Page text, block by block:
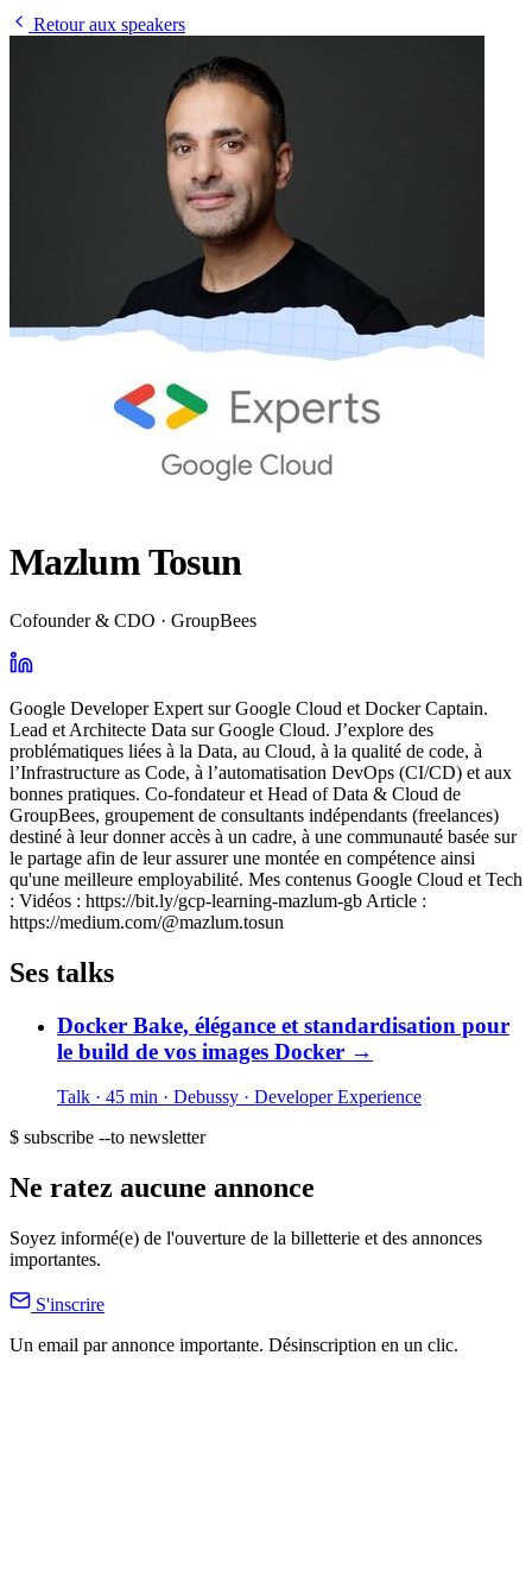
Retour aux speakers
Mazlum Tosun
Cofounder & CDO · GroupBees
Google Developer Expert sur Google Cloud et Docker Captain.
Lead et Architecte Data sur Google Cloud. J’explore des
problématiques liées à la Data, au Cloud, à la qualité de code, à
l’Infrastructure as Code, à l’automatisation DevOps (CI/CD) et aux
bonnes pratiques. Co-fondateur et Head of Data & Cloud de
GroupBees, groupement de consultants indépendants (freelances)
destiné à leur donner accès à un cadre, à une communauté basée sur
le partage afin de leur assurer une montée en compétence ainsi
qu'une meilleure employabilité. Mes contenus Google Cloud et Tech
: Vidéos : https://bit.ly/gcp-learning-mazlum-gb Article :
https://medium.com/@mazlum.tosun
Ses talks
Docker Bake, élégance et standardisation pour
le build de vos images Docker →
Talk · 45 min · Debussy · Developer Experience
$ subscribe --to newsletter
Ne ratez aucune annonce
Soyez informé(e) de l'ouverture de la billetterie et des annonces
importantes.
S'inscrire
Un email par annonce importante. Désinscription en un clic.